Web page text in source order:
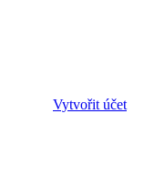
Vytvořit účet